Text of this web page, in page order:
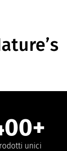
unici